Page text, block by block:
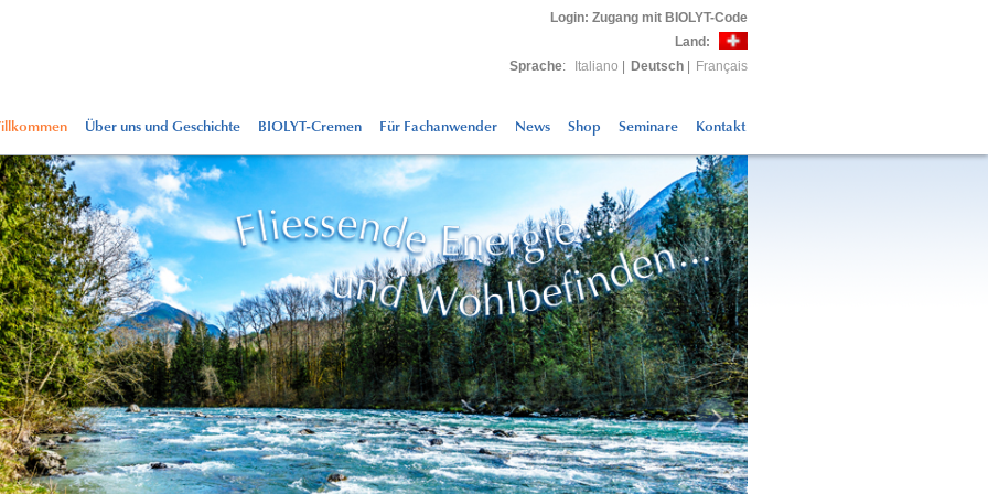
Login: Zugang mit BIOLYT-Code
Land:
Sprache: Italiano Deutsch Français
Über uns und Geschichte BIOLYT-Cremen Für Fachanwender News Shop Seminare Kontakt